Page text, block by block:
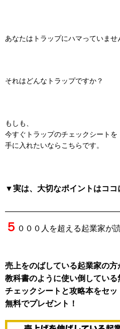
あなたはトラップにハマっていませ
それはどんなトラップですか？
もしも、
今すぐトラップのチェックシートを
手に入れたいならこちらです。
▼実は、大切なポイントはコ
５ ０００人を超える起業家が
売上をのばしている起業家の方
教科書のように使い倒している
チェックシートと攻略本をセッ
無料でプレゼント！